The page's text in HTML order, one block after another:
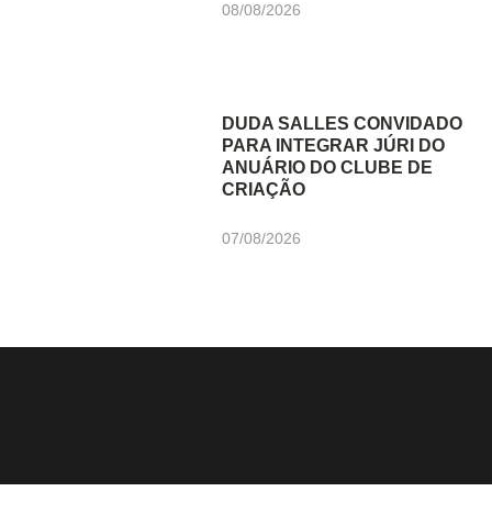
08/08/2026
DUDA SALLES CONVIDADO
PARA INTEGRAR JÚRI DO
ANUÁRIO DO CLUBE DE
CRIAÇÃO
07/08/2026